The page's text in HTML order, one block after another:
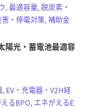
, 最適容量, 脱炭素・
・停電対策, 補助金
陽光・蓄電池最適容
EV・充電器・V2H経
るBPO, エネがえるE